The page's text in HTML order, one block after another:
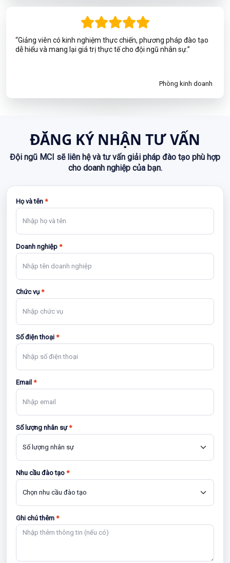
“Giảng viên có kinh nghiệm thực chiến, phương pháp đào tạo
dễ hiểu và mang lại giá trị thực tế cho đội ngũ nhân sự.”
Phòng kinh doanh
ĐĂNG KÝ NHẬN TƯ VẤN
Đội ngũ MCI sẽ liên hệ và tư vấn giải pháp đào tạo phù hợp
cho doanh nghiệp của bạn.
Họ và tên *
Doanh nghiệp *
Chức vụ *
Số điện thoại *
Email *
Số lượng nhân sự*
Nhu cầu đào tạo *
Ghi chú thêm *